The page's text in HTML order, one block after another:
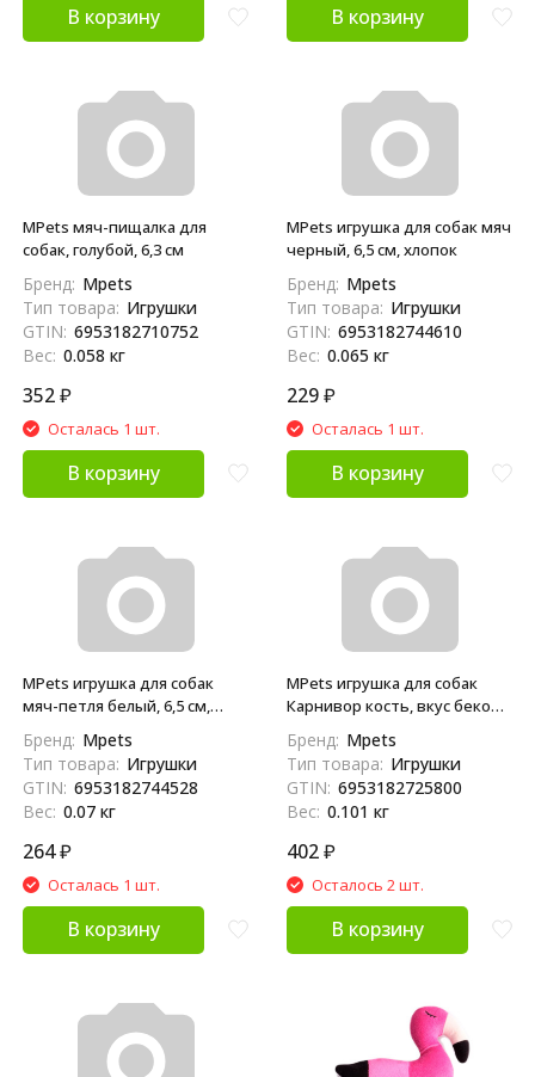
В корзину В корзину
MPets мяч-пищалка для
собак, голубой, 6,3 см
Бренд: Mpets
Тип товара: Игрушки
GTIN: 6953182710752
Вес: 0.058 кг
352₽
Осталась 1 шт.
В корзину
MPets игрушка для собак мяч
черный, 6,5 см, хлопок
Бренд: Mpets
Тип товара: Игрушки
GTIN: 6953182744610
Вес: 0.065 кг
229₽
Осталась 1 шт.
В корзину
MPets игрушка для собак
мяч-петля белый, 6,5 см,
Бренд: Mpets
Тип товара: Игрушки
GTIN: 6953182744528
Вес: 0.07 кг
264₽
Осталась 1 шт.
В корзину
MPets игрушка для собак
Карнивор кость, вкус бекона,
Бренд: Mpets
Тип товара: Игрушки
GTIN: 6953182725800
Вес: 0.101 кг
402₽
Осталось 2 шт.
В корзину